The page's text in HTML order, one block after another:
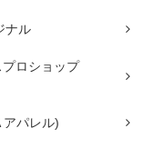
ナル
ロショップ
アパレル)